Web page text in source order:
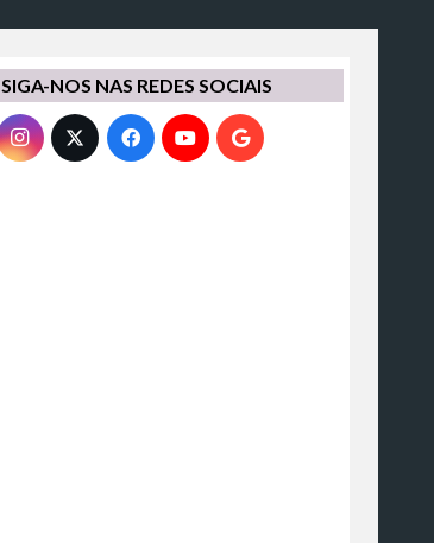
SIGA-NOS NAS REDES SOCIAIS